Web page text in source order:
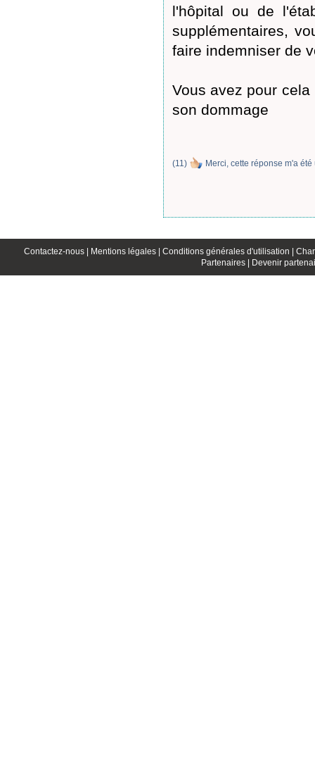
l'hôpital ou de
supplémentaires,
faire indemniser de
Vous avez pour
son dommage
(11) Merci, cette réponse m'a été
Contactez-nous | Mentions légales | Conditions générales d'utilisation |
Partenaires |
Devenir